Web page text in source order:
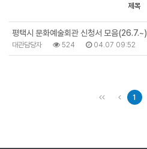
제목
평택시 문화예술회관 신청서 모음(26.7.~)
대관담당자 524 04.07 09:52
1